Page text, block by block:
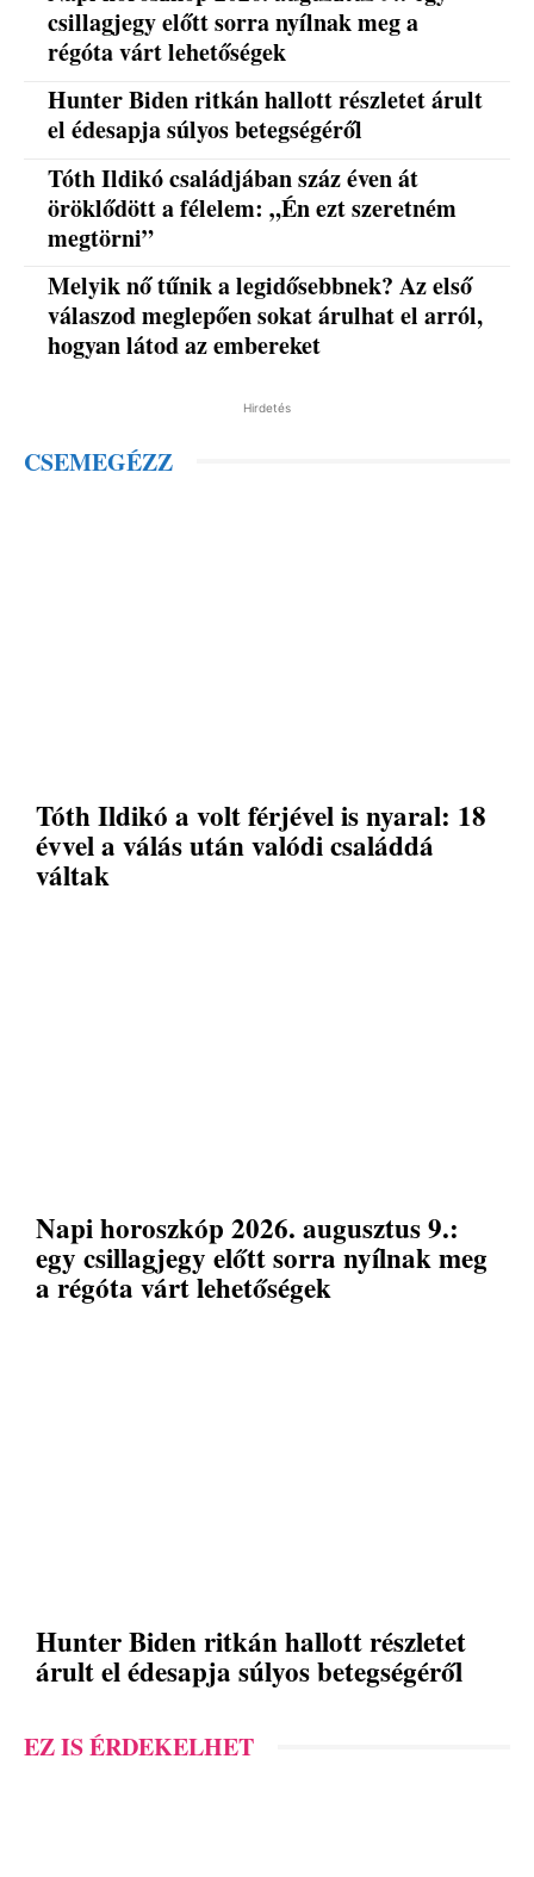
csillagjegy előtt sorra nyílnak meg a
régóta várt lehetőségek
Hunter Biden ritkán hallott részletet árult
el édesapja súlyos betegségéről
Tóth Ildikó családjában száz éven át
öröklődött a félelem: „Én ezt szeretném
megtörni”
Melyik nő tűnik a legidősebbnek? Az első
válaszod meglepően sokat árulhat el arról,
hogyan látod az embereket
Hirdetés
CSEMEGÉZZ
Tóth Ildikó a volt férjével is nyaral: 18
évvel a válás után valódi családdá
váltak
Napi horoszkóp 2026. augusztus 9.:
egy csillagjegy előtt sorra nyílnak meg
a régóta várt lehetőségek
Hunter Biden ritkán hallott részletet
árult el édesapja súlyos betegségéről
EZ IS ÉRDEKELHET